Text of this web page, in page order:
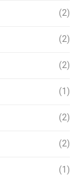
(2)
(2)
(2)
(1)
(2)
(2)
(1)